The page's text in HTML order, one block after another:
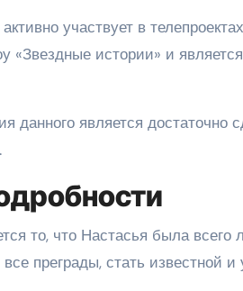
участвует в
«Звездные истории» и
является достаточно
то, что Настасья была
преграды, стать известной